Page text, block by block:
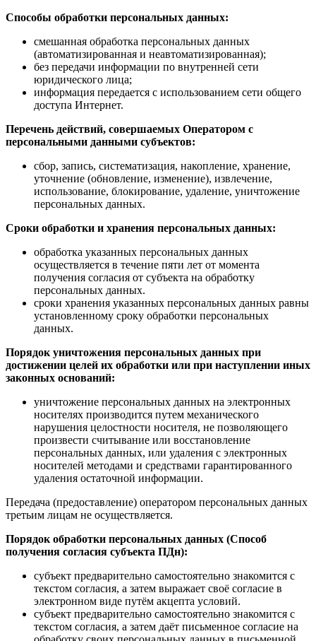
Способы обработки персональных данных:
смешанная обработка персональных данных
(автоматизированная и неавтоматизированная);
без передачи информации по внутренней сети
юридического лица;
информация передается с использованием сети общего
доступа Интернет.
Перечень действий, совершаемых Оператором с
персональными данными субъектов:
сбор, запись, систематизация, накопление, хранение,
уточнение (обновление, изменение), извлечение,
использование, блокирование, удаление, уничтожение
персональных данных.
Сроки обработки и хранения персональных данных:
обработка указанных персональных данных
осуществляется в течение пяти лет от момента
получения согласия от субъекта на обработку
персональных данных.
сроки хранения указанных персональных данных равны
установленному сроку обработки персональных
данных.
Порядок уничтожения персональных данных при
достижении целей их обработки или при наступлении иных
законных оснований:
уничтожение персональных данных на электронных
носителях производится путем механического
нарушения целостности носителя, не позволяющего
произвести считывание или восстановление
персональных данных, или удаления с электронных
носителей методами и средствами гарантированного
удаления остаточной информации.
Передача (предоставление) оператором персональных данных
третьим лицам не осуществляется.
Порядок обработки персональных данных (Способ
получения согласия субъекта ПДн):
субъект предварительно самостоятельно знакомится с
текстом согласия, а затем выражает своё согласие в
электронном виде путём акцепта условий.
субъект предварительно самостоятельно знакомится с
текстом согласия, а затем даёт письменное согласие на